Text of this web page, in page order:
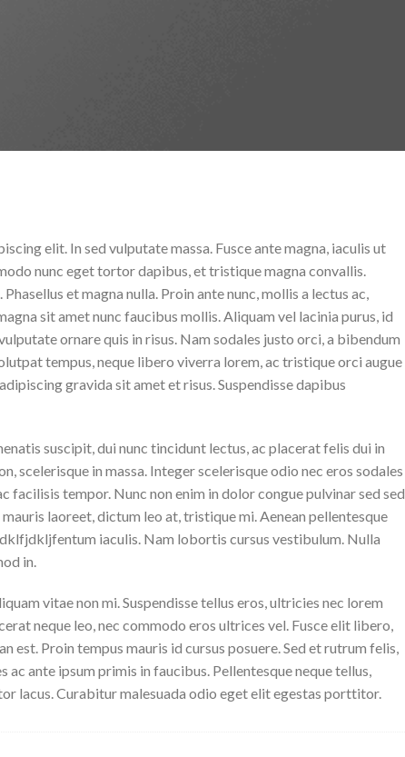
elit. In sed vulputate massa. Fusce ante magna, iaculis ut
nunc eget tortor dapibus, et tristique magna convallis.
et magna nulla. Proin ante nunc, mollis a lectus ac,
sit amet nunc faucibus mollis. Aliquam vel lacinia purus, id
ornare quis in risus. Nam sodales justo orci, a bibendum
tempus, neque libero viverra lorem, ac tristique orci augue
gravida sit amet et risus. Suspendisse dapibus
suscipit, dui nunc tincidunt lectus, ac placerat felis dui in
scelerisque in massa. Integer scelerisque odio nec eros sodales
facilisis tempor. Nunc non enim in dolor congue pulvinar sed sed
laoreet, dictum leo at, tristique mi. Aenean pellentesque
iaculis. Nam lobortis cursus vestibulum. Nulla
in.
vitae non mi. Suspendisse tellus eros, ultricies nec lorem
neque leo, nec commodo eros ultrices vel. Fusce elit libero,
est. Proin tempus mauris id cursus posuere. Sed et rutrum felis,
ac ante ipsum primis in faucibus. Pellentesque neque tellus,
lacus. Curabitur malesuada odio eget elit egestas porttitor.